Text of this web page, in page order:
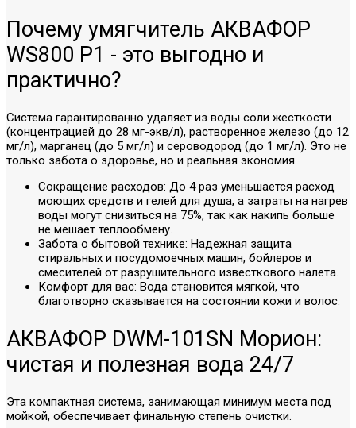
Почему умягчитель АКВАФОР
WS800 P1 - это выгодно и
практично?
Система гарантированно удаляет из воды соли жесткости
(концентрацией до 28 мг-экв/л), растворенное железо (до 12
мг/л), марганец (до 5 мг/л) и сероводород (до 1 мг/л). Это не
только забота о здоровье, но и реальная экономия.
Сокращение расходов: До 4 раз уменьшается расход
моющих средств и гелей для душа, а затраты на нагрев
воды могут снизиться на 75%, так как накипь больше
не мешает теплообмену.
Забота о бытовой технике: Надежная защита
стиральных и посудомоечных машин, бойлеров и
смесителей от разрушительного известкового налета.
Комфорт для вас: Вода становится мягкой, что
благотворно сказывается на состоянии кожи и волос.
АКВАФОР DWM-101SN Морион:
чистая и полезная вода 24/7
Эта компактная система, занимающая минимум места под
мойкой, обеспечивает финальную степень очистки.